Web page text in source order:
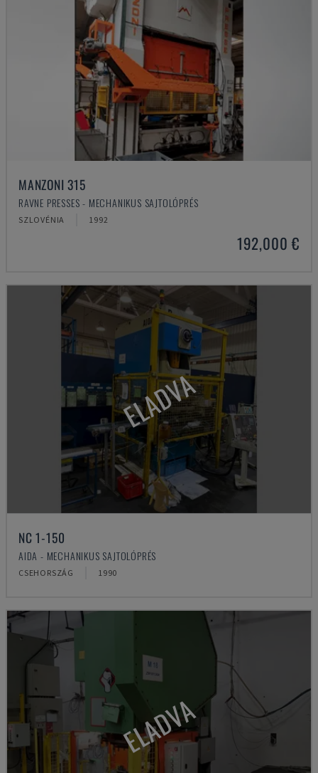
MANZONI 315
RAVNE PRESSES - MECHANIKUS SAJTOLÓPRÉS
SZLOVÉNIA 1992
192,000 €
ELADVA
NC 1-150
AIDA - MECHANIKUS SAJTOLÓPRÉS
CSEHORSZÁG 1990
ELADVA